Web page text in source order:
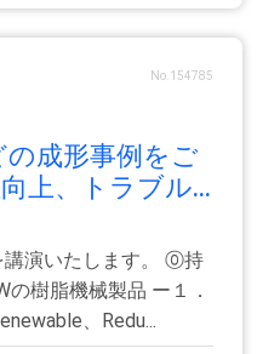
No.154785
成形事例をご
上、トラブル...
講演いたします。 ⓪持
樹脂機械製品 ー１．
、Redu...